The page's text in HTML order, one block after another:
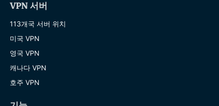
VPN 서버
113개국 서버 위치
미국 VPN
영국 VPN
캐나다 VPN
호주 VPN